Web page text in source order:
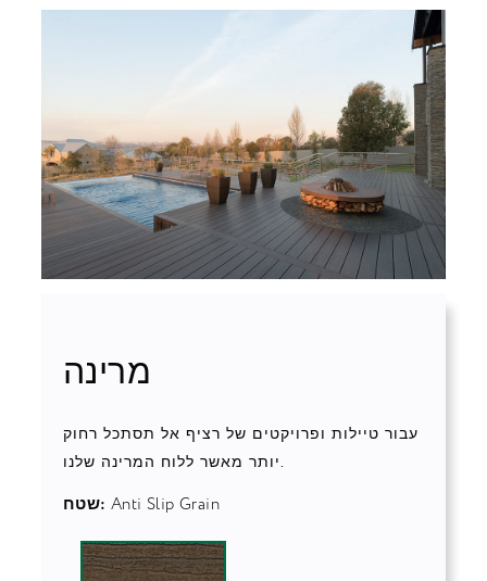
מרינה
עבור טיילות ופרויקטים של רציף אל תסתכל רחוק
יותר מאשר ללוח המרינה שלנו.
שטח: Anti Slip Grain